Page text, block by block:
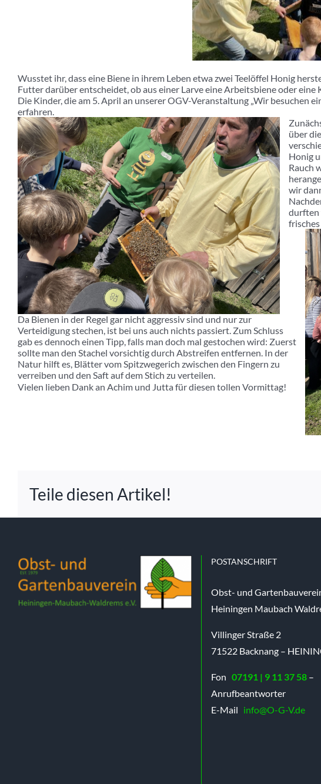
Wusstet ihr, dass eine Biene in ihrem Leben etwa zwei Teelöffel Honig
Futter darüber entscheidet, ob aus einer Larve eine Arbeitsbiene oder eine
Die Kinder, die am 5. April an unserer OGV-Veranstaltung „Wir besuchen
erfahren.
über
Honig
Rauch
wir
durften
Da Bienen in der Regel gar nicht aggressiv sind und nur zur
Verteidigung stechen, ist bei uns auch nichts passiert. Zum Schluss
gab es dennoch einen Tipp, falls man doch mal gestochen wird: Zuerst
sollte man den Stachel vorsichtig durch Abstreifen entfernen. In der
Natur hilft es, Blätter vom Spitzwegerich zwischen den Fingern zu
verreiben und den Saft auf dem Stich zu verteilen.
Vielen lieben Dank an Achim und Jutta für diesen tollen Vormittag!
Teile diesen Artikel!
POSTANSCHRIFT
Obst- und
Heiningen Maubach
Villinger Straße 2
71522 Backnang –
Fon 07191 | 9 11 37 58 –
Anrufbeantworter
E-Mail info@O-G-V.de